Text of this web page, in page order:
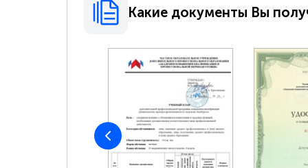
Какие документы Вы